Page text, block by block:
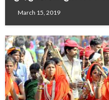
March 15, 2019